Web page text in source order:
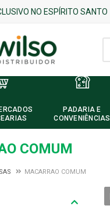
NO ESPÍRITO SANTO
PADARIA E
CONVENIÊNCIAS
COMUM
MACARRAO COMUM